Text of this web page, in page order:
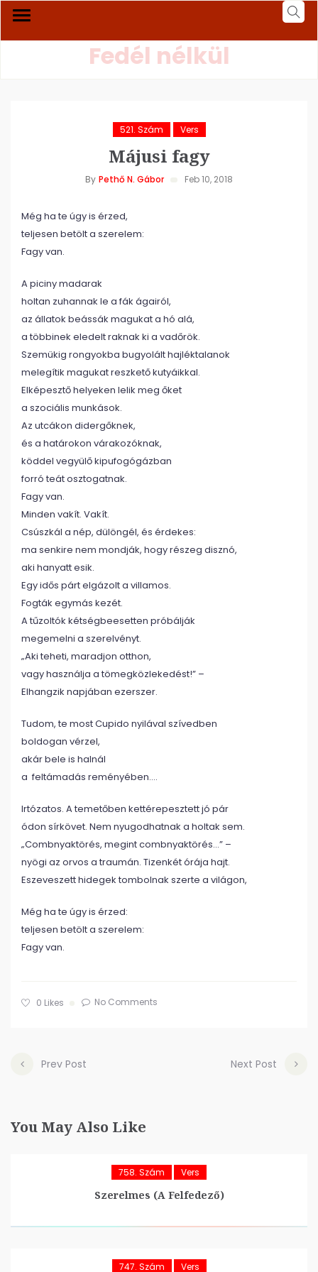
Fedél nélkül
521. Szám Vers
Májusi fagy
By Pethő N. Gábor Feb 10, 2018
Még ha te úgy is érzed,
teljesen betölt a szerelem:
Fagy van.
A piciny madarak
holtan zuhannak le a fák ágairól,
az állatok beássák magukat a hó alá,
a többinek eledelt raknak ki a vadőrök.
Szemükig rongyokba bugyolált hajléktalanok
melegítik magukat reszkető kutyáikkal.
Elképesztő helyeken lelik meg őket
a szociális munkások.
Az utcákon didergőknek,
és a határokon várakozóknak,
köddel vegyülő kipufogógázban
forró teát osztogatnak.
Fagy van.
Minden vakít. Vakít.
Csúszkál a nép, dülöngél, és érdekes:
ma senkire nem mondják, hogy részeg disznó,
aki hanyatt esik.
Egy idős párt elgázolt a villamos.
Fogták egymás kezét.
A tűzoltók kétségbeesetten próbálják
megemelni a szerelvényt.
„Aki teheti, maradjon otthon,
vagy használja a tömegközlekedést!” –
Elhangzik napjában ezerszer.
Tudom, te most Cupido nyilával szívedben
boldogan vérzel,
akár bele is halnál
a feltámadás reményében….
Irtózatos. A temetőben kettérepesztett jó pár
ódon sírkövet. Nem nyugodhatnak a holtak sem.
„Combnyaktörés, megint combnyaktörés…” –
nyögi az orvos a traumán. Tizenkét órája hajt.
Eszeveszett hidegek tombolnak szerte a világon,
Még ha te úgy is érzed:
teljesen betölt a szerelem:
Fagy van.
0 Likes No Comments
Prev Post Next Post
You May Also Like
758. Szám Vers
Szerelmes (A Felfedező)
747. Szám Vers